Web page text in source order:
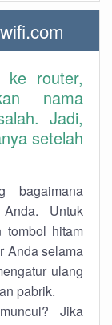
router,
nama
Jadi,
setelah
bagaimana
Untuk
tombol hitam
Anda selama
ulang
pabrik.
Jika